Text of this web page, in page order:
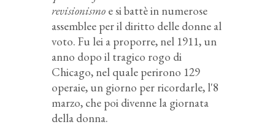
revisionismo e si battè in numerose
assemblee per il diritto delle donne al
voto. Fu lei a proporre, nel 1911, un
anno dopo il tragico rogo di
Chicago, nel quale perirono 129
operaie, un giorno per ricordarle, l'8
marzo, che poi divenne la giornata
della donna.